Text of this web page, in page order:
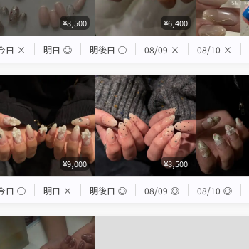
¥8,500 ¥6,400
日 × 明日 ◎ 明後日 ◯ 08/09 × 08/10 ×
¥9,000 ¥8,500
日 ◯ 明日 × 明後日 ◎ 08/09 ◎ 08/10 ◎